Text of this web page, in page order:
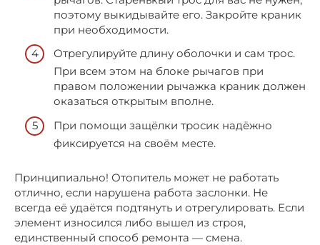
поэтому выкидывайте его. Закройте краник
при необходимости.
Отрегулируйте длину оболочки и сам трос.
При всем этом на блоке рычагов при
правом положении рычажка краник должен
оказаться открытым вполне.
При помощи защёлки тросик надёжно
фиксируется на своём месте.
Принципиально! Отопитель может не работать
отлично, если нарушена работа заслонки. Не
всегда её удаётся подтянуть и отрегулировать. Если
элемент износился либо вышел из строя,
единственный способ ремонта — смена.